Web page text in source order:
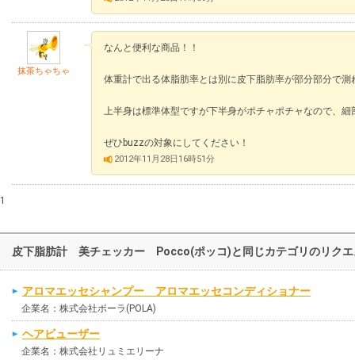
抹茶ちゃちゃ
なんと便利な商品！！
体重計で出る体脂肪率とは別に皮下脂肪率が部分部分で測
上半身は標準体型ですが下半身がポチャポチャなので、
ぜひbuzzの対象にしてください！
2012年11月28日16時51分
1
皮下脂肪計 美チェッカー Pocco(ポッコ)と同じカテゴリのリクエ
アロマエッセシャンプー アロマエッセコンディショナー
企業名：株式会社ポーラ(POLA)
ヘアビューザー
企業名：株式会社リュミエリーナ